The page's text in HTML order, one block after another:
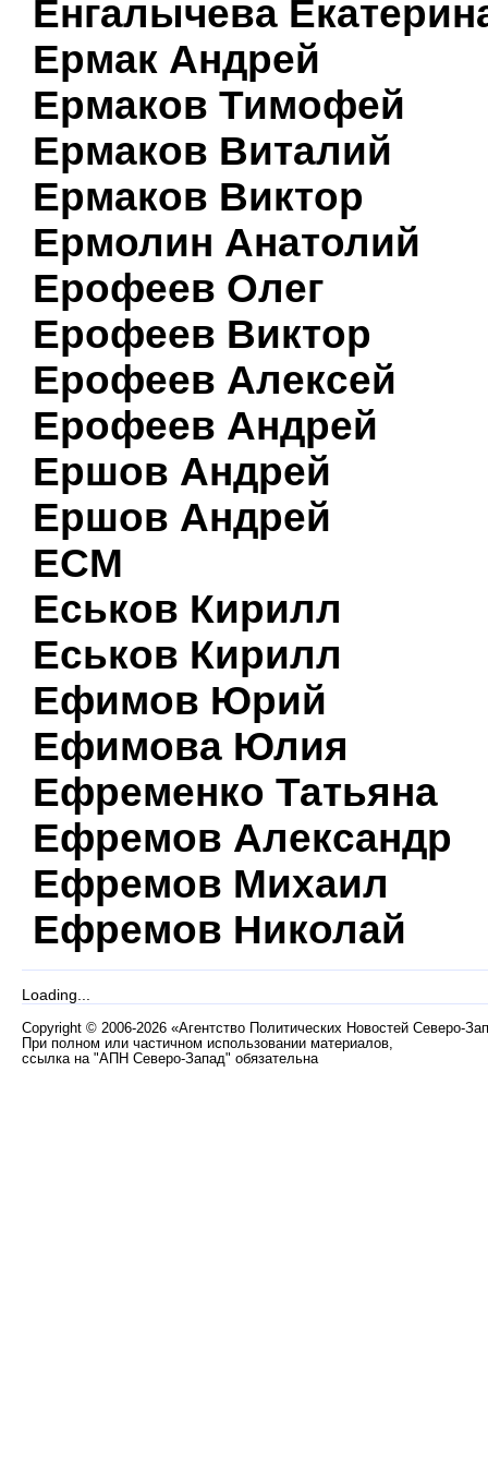
Енгалычева
Ермак Андрей
Ермаков Тимофей
Ермаков Виталий
Ермаков Виктор
Ермолин Анатолий
Ерофеев Олег
Ерофеев Виктор
Ерофеев Алексей
Ерофеев Андрей
Ершов Андрей
Ершов Андрей
ЕСМ
Еськов Кирилл
Еськов Кирилл
Ефимов Юрий
Ефимова Юлия
Ефременко Татьяна
Ефремов Александр
Ефремов Михаил
Ефремов Николай
Loading...
Copyright © 2006-2026 «Агентство Политических Новостей Северо-
При полном или частичном использовании материалов,
ссылка на "АПН Северо-Запад" обязательна